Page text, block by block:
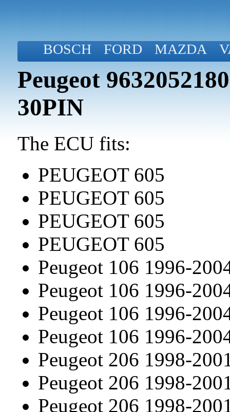
BOSCH FORD MAZDA
Peugeot
30PIN
The ECU fits:
PEUGEOT 605
PEUGEOT 605
PEUGEOT 605
PEUGEOT 605
Peugeot 106 1996-
Peugeot 106 1996-
Peugeot 106 1996-
Peugeot 106 1996-
Peugeot 206 1998-
Peugeot 206 1998-
Peugeot 206 1998-